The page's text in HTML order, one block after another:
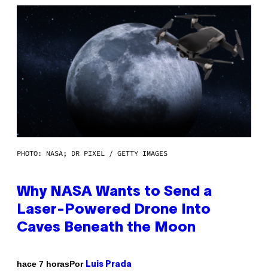
PHOTO: NASA; DR PIXEL / GETTY IMAGES
Why NASA Wants to Send a
Laser-Powered Drone Into
Caves Beneath the Moon
hace 7 horasPor Luis Prada